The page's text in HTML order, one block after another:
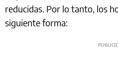
reducidas. Por lo tanto, los
siguiente forma: